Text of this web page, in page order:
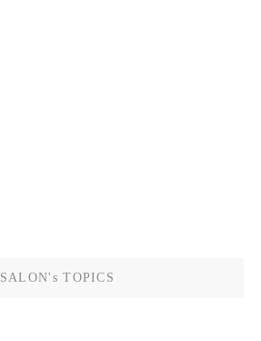
SALON's TOPICS